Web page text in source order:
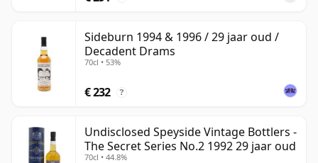
Sideburn 1994 & 1996 / 29 jaar oud /
Decadent Drams
70cl • 53%
€ 232 ?
Undisclosed Speyside Vintage Bottlers -
The Secret Series No.2 1992 29 jaar oud
70cl • 44.8%